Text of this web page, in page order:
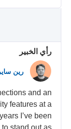
رأي الخبير
رين
and an
features at a
I’ve been